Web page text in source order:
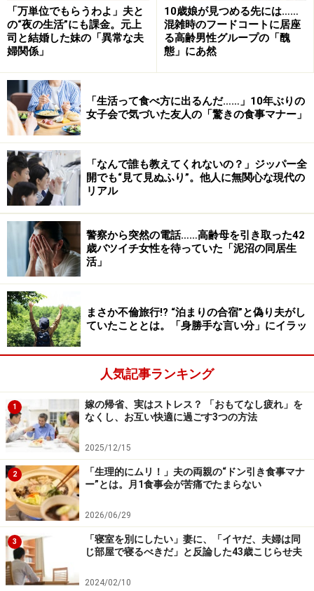
「お祭りで水びたしになるイベントに家族で参加しまし
たが、着替えを持ってきていると勘違いし、家族全員び
しょびしょのまま車に乗って帰ったことがあります（40
代・男性）」
車でよかった！ 電車だったらと思うとぞっとしますね。
家族というものは、「誰かがきっと用意しているはず」
と甘えあうものでもあります。日帰り温泉用のタオルと
着替えを常に車にのせておくのはいかがでしょうか。
次は、「忘れた」といっても違う忘れ方です。
「旅行で県外のプールに行って楽しみ、帰ってきて水着
を洗濯しようと取り出したら、私と子どもの分の水着が
まるごとなくて、旅行先に忘れて帰ったことに気が付き
ました。片道4時間以上かかる場所だったし、旅行先に
送り返してもらうのも気が引けたので、結局そのまま忘
れて帰ったままになりました（30代・女性）」
「気が引ける」ってすごくよくわかります。傘とか眼鏡
とかだったら気軽に連絡をするのですが、濡れた水着
は、やっぱりねえ……。
これぞ「忘れて恥ずかしかった」の最強
か！
こちらは「忘れる」ということではありますが、物では
ございません。まずは、しっぽ（状の物体）のしまい忘
れです。
「万単位でもらうわよ」夫と
の“夜の生活”にも課金。元上
司と結婚した妹の「異常な夫
婦関係」
10歳娘が見つめる先には……
混雑時のフードコートに居座
る高齢男性グループの「醜
態」にあ然
「生活って食べ方に出るんだ……」10年ぶりの
女子会で気づいた友人の「驚きの食事マナー」
「なんで誰も教えてくれないの？」ジッパー全
開でも“見て見ぬふり”。他人に無関心な現代の
リアル
警察から突然の電話……高齢母を引き取った42
歳バツイチ女性を待っていた「泥沼の同居生
活」
まさか不倫旅行!? “泊まりの合宿”と偽り夫がし
ていたこととは。「身勝手な言い分」にイラッ
人気記事ランキング
1
嫁の帰省、実はストレス？ 「おもてなし疲れ」を
なくし、お互い快適に過ごす3つの方法
2025/12/15
2
「生理的にムリ！」夫の両親の“ドン引き食事マナ
ー”とは。月1食事会が苦痛でたまらない
2026/06/29
3
「寝室を別にしたい」妻に、「イヤだ、夫婦は同
じ部屋で寝るべきだ」と反論した43歳こじらせ夫
2024/02/10